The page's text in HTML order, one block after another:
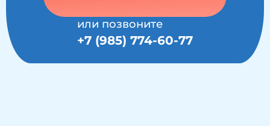
или позвоните
+7 (985) 774-60-77